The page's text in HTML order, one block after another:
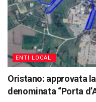
ENTI LOCALI
Oristano: approvata
denominata “Porta